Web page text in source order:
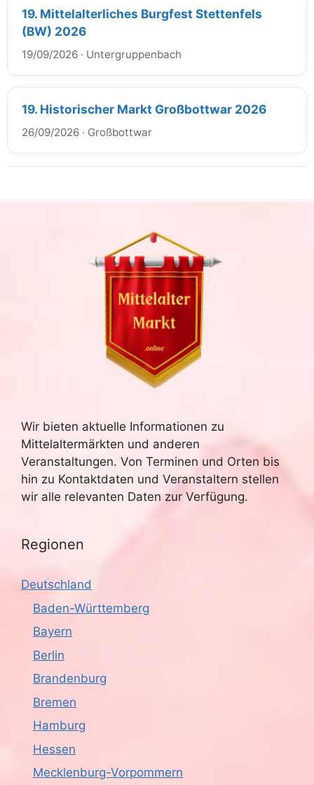
19. Mittelalterliches Burgfest Stettenfels
(BW) 2026
19/09/2026 · Untergruppenbach
19. Historischer Markt Großbottwar 2026
26/09/2026 · Großbottwar
Wir bieten aktuelle Informationen zu
Mittelaltermärkten und anderen
Veranstaltungen. Von Terminen und Orten bis
hin zu Kontaktdaten und Veranstaltern stellen
wir alle relevanten Daten zur Verfügung.
Regionen
Deutschland
Baden-Württemberg
Bayern
Berlin
Brandenburg
Bremen
Hamburg
Hessen
Mecklenburg-Vorpommern